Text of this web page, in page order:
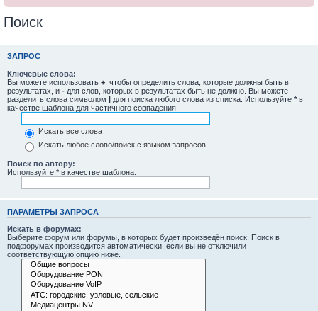
Поиск
ЗАПРОС
Ключевые слова:
Вы можете использовать + , чтобы определить слова, которые должны быть в
результатах, и - для слов, которых в результатах быть не должно. Вы можете
разделить слова символом | для поиска любого слова из списка. Используйте * в
качестве шаблона для частичного совпадения.
Искать все слова
Искать любое слово/поиск с языком запросов
Поиск по автору:
Используйте * в качестве шаблона.
ПАРАМЕТРЫ ЗАПРОСА
Искать в форумах:
Выберите форум или форумы, в которых будет произведён поиск. Поиск в
подфорумах производится автоматически, если вы не отключили
соответствующую опцию ниже.